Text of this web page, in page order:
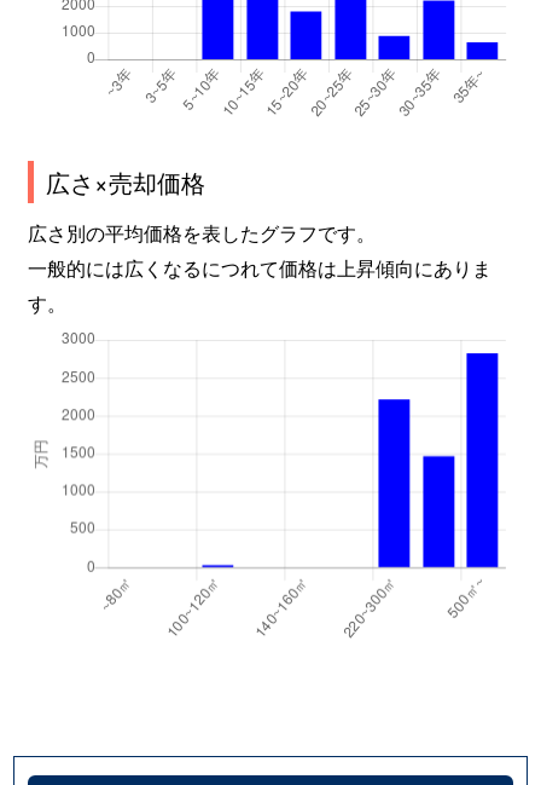
広さ×売却価格
広さ別の平均価格を表したグラフです。
一般的には広くなるにつれて価格は上昇傾向にありま
す。